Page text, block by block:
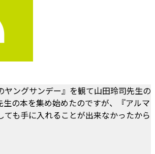
ヤングサンデー』を観て山田玲司先生の
生の本を集め始めたのですが、『アルマ
ても手に入れることが出来なかったから